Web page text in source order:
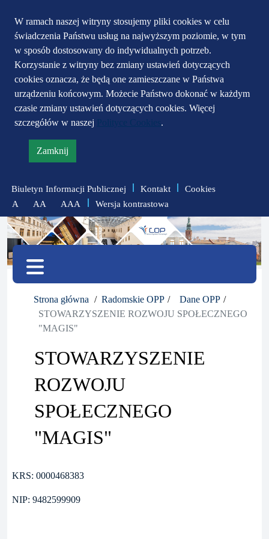
W ramach naszej witryny stosujemy pliki cookies w celu
świadczenia Państwu usług na najwyższym poziomie, w tym
w sposób dostosowany do indywidualnych potrzeb.
Korzystanie z witryny bez zmiany ustawień dotyczących
cookies oznacza, że będą one zamieszczane w Państwa
urządzeniu końcowym. Możecie Państwo dokonać w każdym
czasie zmiany ustawień dotyczących cookies. Więcej
szczegółów w naszej
.
Zamknij
informację
polityce
prywatności
Przejdź do głównego
menu
Przejdź do treści
Przejdź do mapy
serwisu
Biuletyn Informacji Publicznej Kontakt
Cookies
A
zmniejsz
czcionkę
AA
zresetuj
AAA
zwiększ
czcionkę
Wersja kontrastowa
Menu
Strona główna Radomskie OPP
Dane OPP
STOWARZYSZENIE ROZWOJU SPOŁECZNEGO
"MAGIS"
STOWARZYSZENIE
ROZWOJU
SPOŁECZNEGO
"MAGIS"
KRS: 0000468383
NIP: 9482599909